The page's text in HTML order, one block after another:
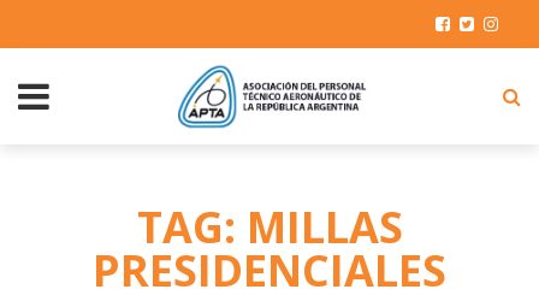
TAG: MILLAS
PRESIDENCIALES